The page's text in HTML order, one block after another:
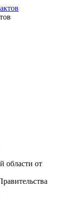
области от